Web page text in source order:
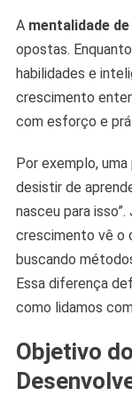
A mentalidade
opostas.
habilidades e
crescimento
com esforço e
Por exemplo,
desistir de
nasceu para
crescimento vê o
buscando
Essa diferença
como lidamos
Objetivo